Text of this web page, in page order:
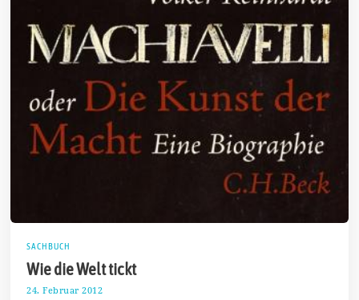
SACHBUCH
Wie die Welt tickt
24. Februar 2012